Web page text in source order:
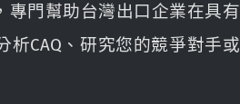
專門幫助台灣出口企業在具有
CAQ、研究您的競爭對手或